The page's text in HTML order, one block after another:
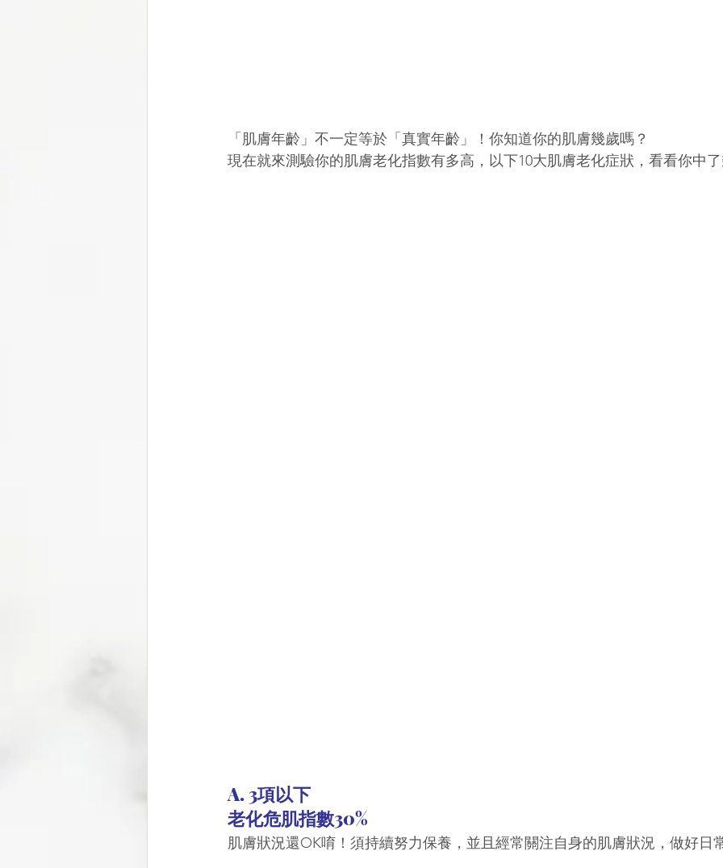
「肌膚年齡」不一定等於「真實年齡」！你知道你的肌膚幾歲嗎？
現在就來測驗你的肌膚老化指數有多高，以下10大肌膚老化症狀，看看你中
A. 3項以下
老化危肌指數30%
肌膚狀況還OK唷！須持續努力保養，並且經常關注自身的肌膚狀況，做好日